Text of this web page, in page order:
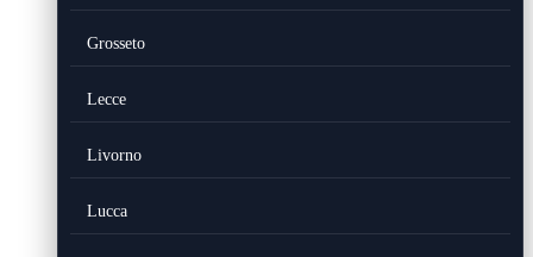
Grosseto
Lecce
Livorno
Lucca